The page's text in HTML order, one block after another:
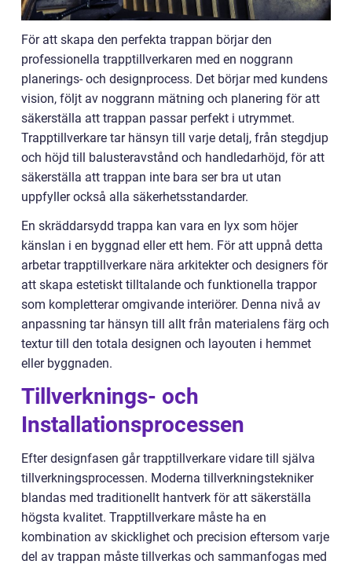
För att skapa den perfekta trappan börjar den
professionella trapptillverkaren med en noggrann
planerings- och designprocess. Det börjar med kundens
vision, följt av noggrann mätning och planering för att
säkerställa att trappan passar perfekt i utrymmet.
Trapptillverkare tar hänsyn till varje detalj, från stegdjup
och höjd till balusteravstånd och handledarhöjd, för att
säkerställa att trappan inte bara ser bra ut utan
uppfyller också alla säkerhetsstandarder.
En skräddarsydd trappa kan vara en lyx som höjer
känslan i en byggnad eller ett hem. För att uppnå detta
arbetar trapptillverkare nära arkitekter och designers för
att skapa estetiskt tilltalande och funktionella trappor
som kompletterar omgivande interiörer. Denna nivå av
anpassning tar hänsyn till allt från materialens färg och
textur till den totala designen och layouten i hemmet
eller byggnaden.
Tillverknings- och
Installationsprocessen
Efter designfasen går trapptillverkare vidare till själva
tillverkningsprocessen. Moderna tillverkningstekniker
blandas med traditionellt hantverk för att säkerställa
högsta kvalitet. Trapptillverkare måste ha en
kombination av skicklighet och precision eftersom varje
del av trappan måste tillverkas och sammanfogas med